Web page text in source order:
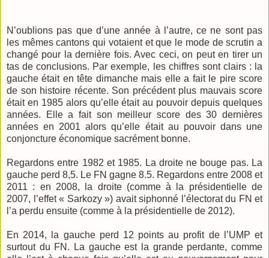
N’oublions pas que d’une année à l’autre, ce ne sont pas
les mêmes cantons qui votaient et que le mode de scrutin a
changé pour la dernière fois. Avec ceci, on peut en tirer un
tas de conclusions. Par exemple, les chiffres sont clairs : la
gauche était en tête dimanche mais elle a fait le pire score
de son histoire récente. Son précédent plus mauvais score
était en 1985 alors qu’elle était au pouvoir depuis quelques
années. Elle a fait son meilleur score des 30 dernières
années en 2001 alors qu’elle était au pouvoir dans une
conjoncture économique sacrément bonne.
Regardons entre 1982 et 1985. La droite ne bouge pas. La
gauche perd 8,5. Le FN gagne 8.5. Regardons entre 2008 et
2011 : en 2008, la droite (comme à la présidentielle de
2007, l’effet « Sarkozy ») avait siphonné l’électorat du FN et
l’a perdu ensuite (comme à la présidentielle de 2012).
En 2014, la gauche perd 12 points au profit de l’UMP et
surtout du FN. La gauche est la grande perdante, comme